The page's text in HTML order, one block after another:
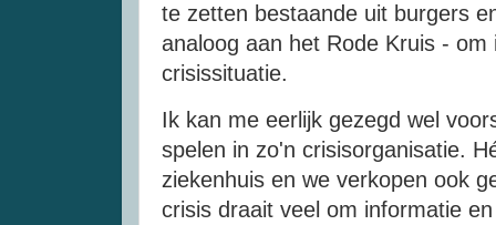
te zetten bestaande uit burgers
analoog aan het Rode Kruis -
crisissituatie.
Ik kan me eerlijk gezegd wel
spelen in zo'n crisisorganisatie.
ziekenhuis en we verkopen ook
crisis draait veel om informatie